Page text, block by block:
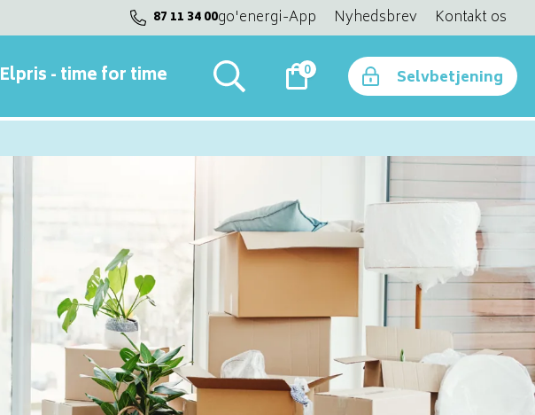
87 11 34 00go'energi-App Nyhedsbrev Kontakt os
Elpris - time for time 0 Selvbetjening